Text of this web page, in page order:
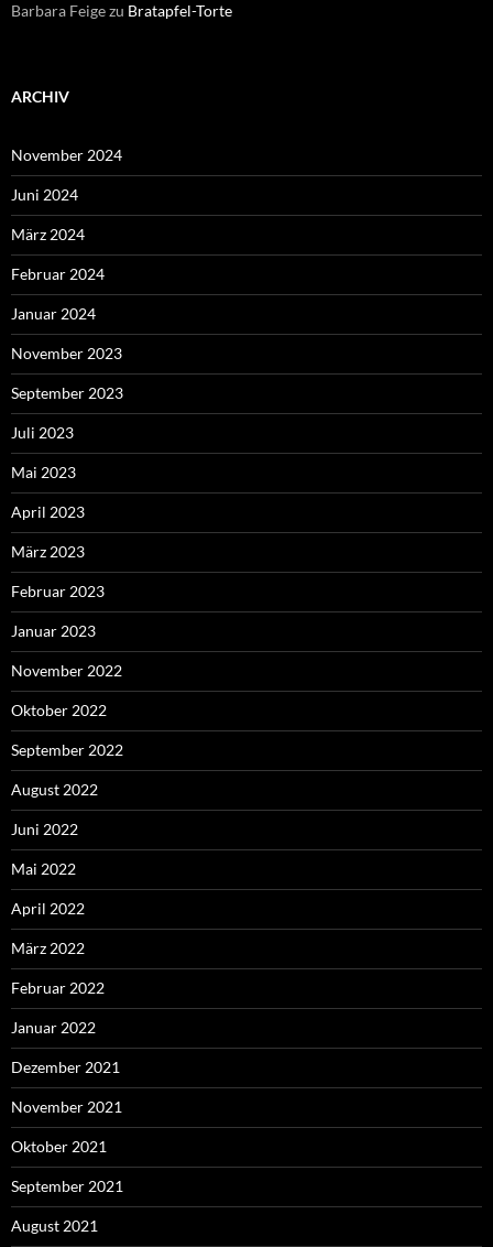
Barbara Feigezu Bratapfel-Torte
ARCHIV
November 2024
Juni 2024
März 2024
Februar 2024
Januar 2024
November 2023
September 2023
Juli 2023
Mai 2023
April 2023
März 2023
Februar 2023
Januar 2023
November 2022
Oktober 2022
September 2022
August 2022
Juni 2022
Mai 2022
April 2022
März 2022
Februar 2022
Januar 2022
Dezember 2021
November 2021
Oktober 2021
September 2021
August 2021